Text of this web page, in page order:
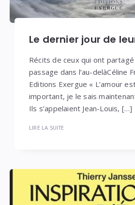
Le dernier jour de
Récits de ceux qui ont
passage dans l’au-delàCéline
Editions Exergue « L’amour
important, je le sais
Ils s’appelaient Jean-Louis, […]
LIRE LA SUITE